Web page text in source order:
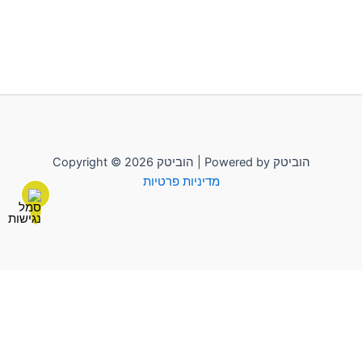
Copyright © 2026 הוביטק | Powered by הוביטק
מדיניות פרטיות